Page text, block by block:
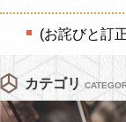
(お詫びと訂
カテゴリ